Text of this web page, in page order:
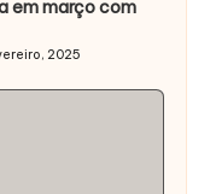
em março com
2025